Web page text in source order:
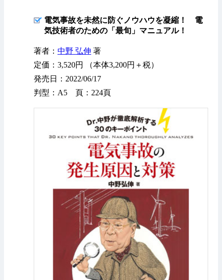
電気事故を未然に防ぐノウハウを凝縮！ 電
気技術者のための「最旬」マニュアル！
著者： 中野 弘伸 著
定価：3,520円 （本体3,200円＋税）
発売日：2022/06/17
判型：A5 頁：224頁